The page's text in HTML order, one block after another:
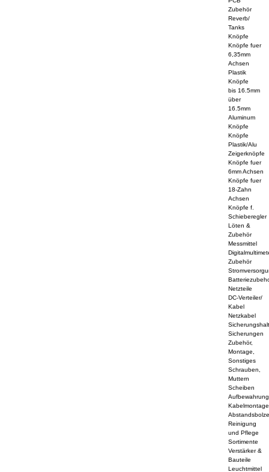
Zubehör
Reverb/
Tanks
Knöpfe
Knöpfe fuer
6,35mm
Achsen
Plastik
Knöpfe
bis 16.5mm
über
16.5mm
Aluminum
Knöpfe
Knöpfe
Plastik/Alu
Zeigerknöpfe
Knöpfe fuer
6mm Achsen
Knöpfe fuer
18-Zahn
Achsen
Knöpfe f.
Schieberegler
Löten &
Zubehör
Messmittel
Zubehör
Netzteile
DC-Verteiler/
Kabel
Netzkabel
Sicherungen
Zubehör,
Montage,
Sonstiges
Schrauben,
Muttern
Scheiben
Aufbewahrung
Kabelmontage
Reinigung
und Pflege
Sortimente
Verstärker &
Bauteile
Leuchtmittel